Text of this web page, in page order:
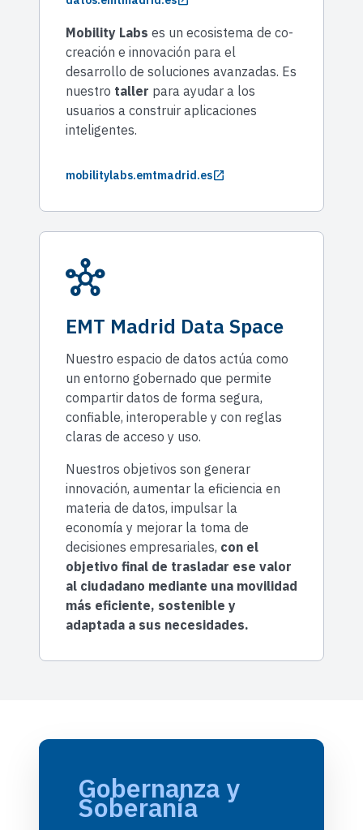
Mobility Labs es un ecosistema de co-
creación e innovación para el
desarrollo de soluciones avanzadas. Es
nuestro taller para ayudar a los
usuarios a construir aplicaciones
inteligentes.
mobilitylabs.emtmadrid.esopen_in_new
hub
EMT Madrid Data Space
Nuestro espacio de datos actúa como
un entorno gobernado que permite
compartir datos de forma segura,
confiable, interoperable y con reglas
claras de acceso y uso.
Nuestros objetivos son generar
innovación, aumentar la eficiencia en
materia de datos, impulsar la
economía y mejorar la toma de
decisiones empresariales, con el
objetivo final de trasladar ese valor
al ciudadano mediante una movilidad
más eficiente, sostenible y
adaptada a sus necesidades.
Gobernanza y
Soberanía